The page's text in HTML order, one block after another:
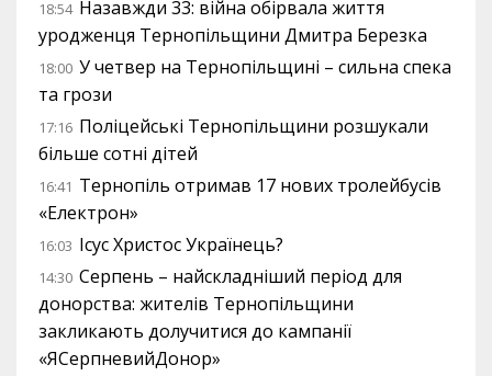
18:54 Назавжди 33: війна обірвала життя
уродженця Тернопільщини Дмитра Березка
18:00 У четвер на Тернопільщині – сильна спека
та грози
17:16 Поліцейські Тернопільщини розшукали
більше сотні дітей
16:41 Тернопіль отримав 17 нових тролейбусів
«Електрон»
16:03 Ісус Христос Українець?
14:30 Серпень – найскладніший період для
донорства: жителів Тернопільщини
закликають долучитися до кампанії
«ЯСерпневийДонор»